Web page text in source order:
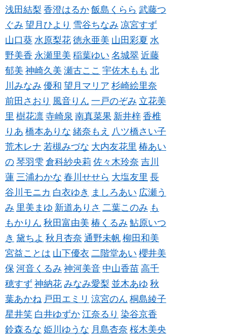
浅田結梨 香澄はるか 飯島くらら 武藤つ
ぐみ 望月ひより 雪谷ちなみ 凉宮すず
山口葵 水原梨花 徳永亜美 山田彩夏 水
野美香 永瀬里美 稲葉ゆい 名城翠 近藤
郁美 神崎久美 瀬古ここ 宇佐木もも 北
川みなみ 優和 望月マリア 杉崎絵里奈
前田さおり 風音りん 一戸のぞみ 立花美
里 樹花凛 寺崎泉 南真菜果 新井梓 香椎
りあ 橋本ありな 緒奈もえ
八ツ橋さい子
荒木レナ 若槻みづな 大内友花里 椿あい
の 琴羽雫 倉科紗央莉 佐々木玲奈 吉川
蓮 三浦わかな 春川せせら 大塩友里 長
谷川モニカ 白衣ゆき ましろあい 広瀬う
み 里美まゆ 新道ありさ 二葉このみ も
もかりん 秋田富由美 椿くるみ 鮎原いつ
き 黛ちよ 秋月杏奈 通野未帆 柳田和美
宮益ことは 山下優衣 二階堂あい 櫻井美
保 河音くるみ 神河美音 中山香苗 高千
穂すず 神納花 みなみ愛梨 並木あゆ 秋
葉あかね 戸田エミリ 涼宮のん 桐島綾子
星井笑 白井ゆずか 江奈るり 染谷京香
鈴森るな 姫川ゆうな 月島杏奈 桜木美央